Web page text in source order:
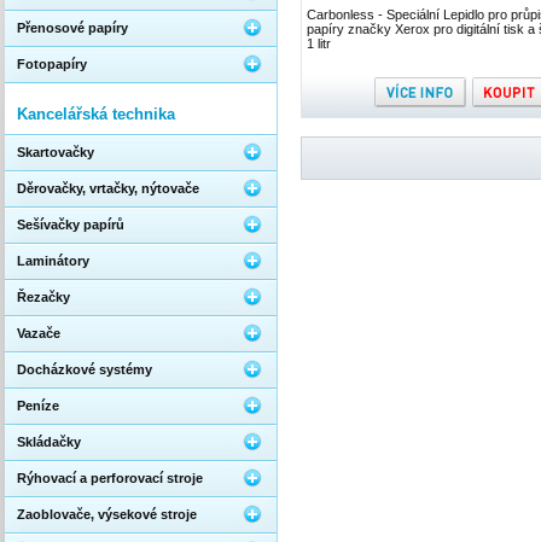
Carbonless - Speciální Lepidlo pro
papíry značky Xerox pro digitální tisk a
1 litr
Přenosové papíry
Fotopapíry
Kancelářská technika
Skartovačky
Děrovačky, vrtačky, nýtovače
Sešívačky papírů
Laminátory
Řezačky
Vazače
Docházkové systémy
Peníze
Skládačky
Rýhovací a perforovací stroje
Zaoblovače, výsekové stroje